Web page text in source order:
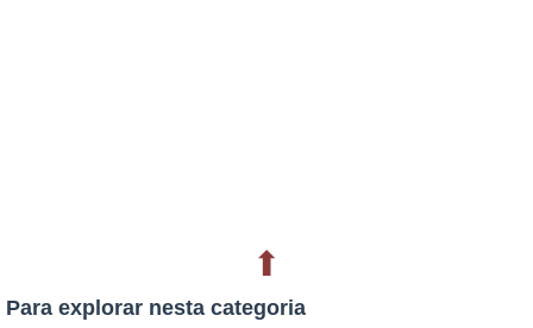
⬆
Para explorar nesta categoria